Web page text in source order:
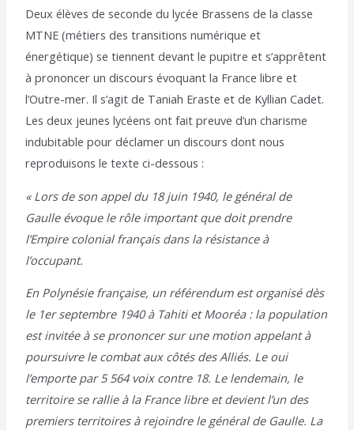
Deux élèves de seconde du lycée Brassens de la classe
MTNE (métiers des transitions numérique et
énergétique) se tiennent devant le pupitre et s’apprêtent
à prononcer un discours évoquant la France libre et
l’Outre-mer. Il s’agit de Taniah Eraste et de Kyllian Cadet.
Les deux jeunes lycéens ont fait preuve d’un charisme
indubitable pour déclamer un discours dont nous
reproduisons le texte ci-dessous :
« Lors de son appel du 18 juin 1940, le général de
Gaulle évoque le rôle important que doit prendre
l’Empire colonial français dans la résistance à
l’occupant.
En Polynésie française, un référendum est organisé dès
le 1er septembre 1940 à Tahiti et Mooréa : la population
est invitée à se prononcer sur une motion appelant à
poursuivre le combat aux côtés des Alliés. Le oui
l’emporte par 5 564 voix contre 18. Le lendemain, le
territoire se rallie à la France libre et devient l’un des
premiers territoires à rejoindre le général de Gaulle. La